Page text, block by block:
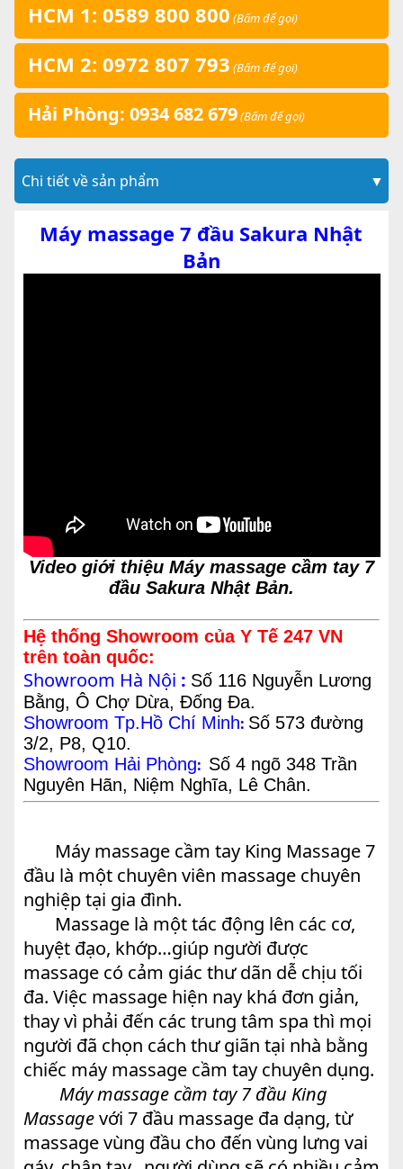
HCM 1: 0589 800 800 (Bấm để gọi)
HCM 2: 0972 807 793 (Bấm để gọi)
Hải Phòng: 0934 682 679(Bấm để gọi)
Chi tiết về sản phẩm ▼
Máy massage 7 đầu Sakura Nhật
Bản
Video giới thiệu Máy massage cầm tay 7
đầu Sakura Nhật Bản.
Hệ thống Showroom của Y Tế 247 VN
trên toàn quốc:
Showroom Hà Nội : Số 116 Nguyễn Lương
Bằng, Ô Chợ Dừa, Đống Đa.
Showroom Tp.Hồ Chí Minh: Số 573 đường
3/2, P8, Q10.
Showroom Hải Phòng: Số 4 ngõ 348 Trần
Nguyên Hãn, Niệm Nghĩa, Lê Chân.
Máy massage cầm tay King Massage 7
đầu là một chuyên viên massage chuyên
nghiệp tại gia đình.
Massage là một tác động lên các cơ,
huyệt đạo, khớp…giúp người được
massage có cảm giác thư dãn dễ chịu tối
đa. Việc massage hiện nay khá đơn giản,
thay vì phải đến các trung tâm spa thì mọi
người đã chọn cách thư giãn tại nhà bằng
chiếc máy massage cầm tay chuyên dụng.
Máy massage cầm tay 7 đầu King
Massagevới 7 đầu massage đa dạng, từ
massage vùng đầu cho đến vùng lưng vai